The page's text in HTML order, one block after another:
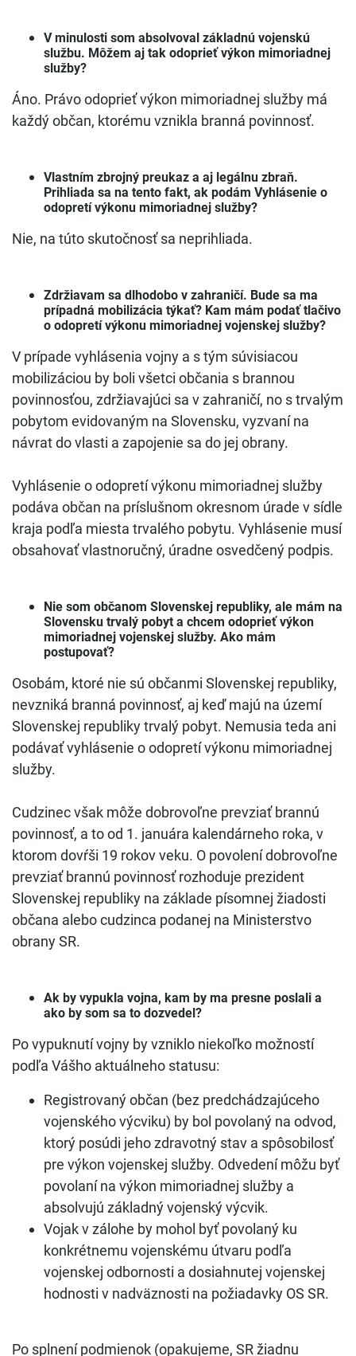
V minulosti som absolvoval základnú vojenskú
službu. Môžem aj tak odoprieť výkon mimoriadnej
služby?
Áno. Právo odoprieť výkon mimoriadnej služby má
každý občan, ktorému vznikla branná povinnosť.
Vlastním zbrojný preukaz a aj legálnu zbraň.
Prihliada sa na tento fakt, ak podám Vyhlásenie o
odopretí výkonu mimoriadnej služby?
Nie, na túto skutočnosť sa neprihliada.
Zdržiavam sa dlhodobo v zahraničí. Bude sa ma
prípadná mobilizácia týkať? Kam mám podať tlačivo
o odopretí výkonu mimoriadnej vojenskej služby?
V prípade vyhlásenia vojny a s tým súvisiacou
mobilizáciou by boli všetci občania s brannou
povinnosťou, zdržiavajúci sa v zahraničí, no s trvalým
pobytom evidovaným na Slovensku, vyzvaní na
návrat do vlasti a zapojenie sa do jej obrany.
Vyhlásenie o odopretí výkonu mimoriadnej služby
podáva občan na príslušnom okresnom úrade v sídle
kraja podľa miesta trvalého pobytu. Vyhlásenie musí
obsahovať vlastnoručný, úradne osvedčený podpis.
Nie som občanom Slovenskej republiky, ale mám na
Slovensku trvalý pobyt a chcem odoprieť výkon
mimoriadnej vojenskej služby. Ako mám
postupovať?
Osobám, ktoré nie sú občanmi Slovenskej republiky,
nevzniká branná povinnosť, aj keď majú na území
Slovenskej republiky trvalý pobyt. Nemusia teda ani
podávať vyhlásenie o odopretí výkonu mimoriadnej
služby.
Cudzinec však môže dobrovoľne prevziať brannú
povinnosť, a to od 1. januára kalendárneho roka, v
ktorom dovŕši 19 rokov veku. O povolení dobrovoľne
prevziať brannú povinnosť rozhoduje prezident
Slovenskej republiky na základe písomnej žiadosti
občana alebo cudzinca podanej na Ministerstvo
obrany SR.
Ak by vypukla vojna, kam by ma presne poslali a
ako by som sa to dozvedel?
Po vypuknutí vojny by vzniklo niekoľko možností
podľa Vášho aktuálneho statusu:
Registrovaný občan (bez predchádzajúceho
vojenského výcviku) by bol povolaný na odvod,
ktorý posúdi jeho zdravotný stav a spôsobilosť
pre výkon vojenskej služby. Odvedení môžu byť
povolaní na výkon mimoriadnej služby a
absolvujú základný vojenský výcvik.
Vojak v zálohe by mohol byť povolaný ku
konkrétnemu vojenskému útvaru podľa
vojenskej odbornosti a dosiahnutej vojenskej
hodnosti v nadväznosti na požiadavky OS SR.
Po splnení podmienok (opakujeme, SR žiadnu